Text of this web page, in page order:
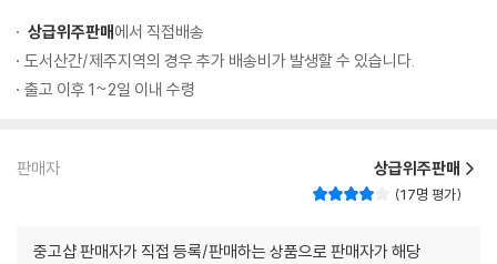
상급위주판매에서 직접배송
도서산간/제주지역의 경우 추가 배송비가 발생할 수 있습니다.
출고 이후 1~2일 이내 수령
판매자 상급위주판매
17명 평가
중고샵 판매자가 직접 등록/판매하는 상품으로 판매자가 해당